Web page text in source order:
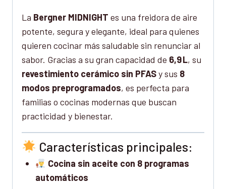
La Bergner MIDNIGHT es una freidora de aire
potente, segura y elegante, ideal para quienes
quieren cocinar más saludable sin renunciar al
sabor. Gracias a su gran capacidad de 6,9 L, su
revestimiento cerámico sin PFASy sus 8
modos preprogramados, es perfecta para
familias o cocinas modernas que buscan
practicidad y bienestar.
Características principales:
Cocina sin aceite con 8 programas
automáticos